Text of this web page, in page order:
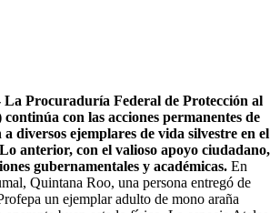
La Procuraduría Federal de Protección al
con las acciones permanentes de
diversos ejemplares de vida silvestre en el
anterior, con el valioso apoyo ciudadano,
gubernamentales y académicas. En
Quintana Roo, una persona entregó de
un ejemplar adulto de mono araña